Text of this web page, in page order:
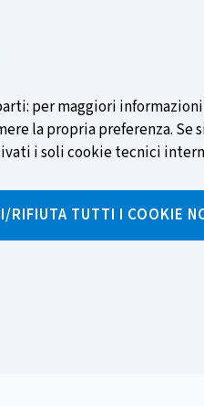
per maggiori
la propria preferenza. Se
i soli cookie tecnici
RIFIUTA TUTTI I COOKIE